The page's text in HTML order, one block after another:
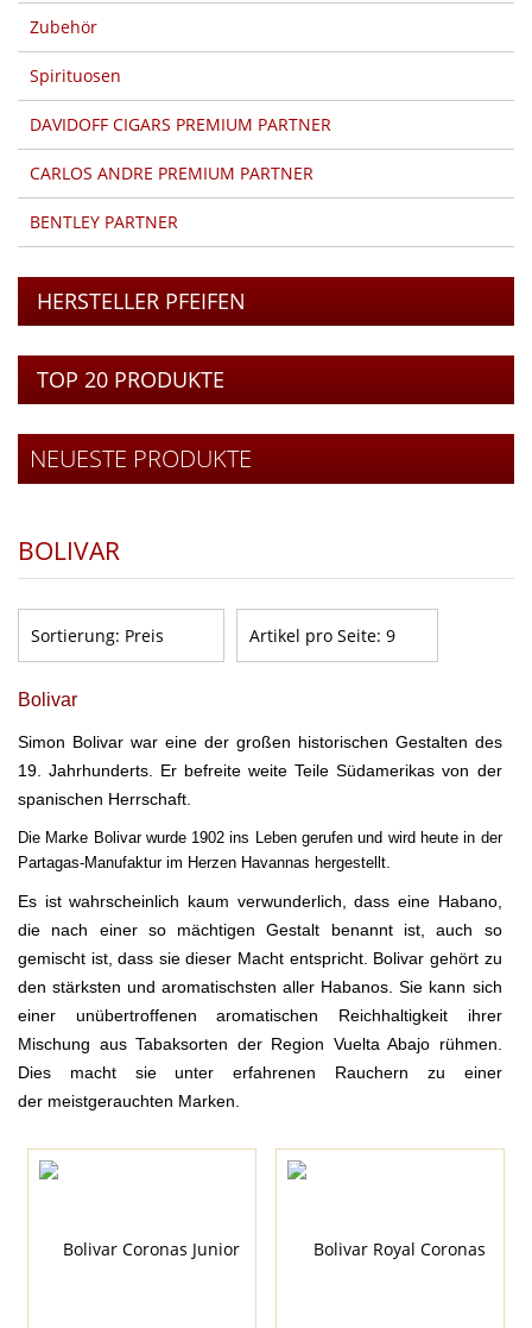
Zubehör
Spirituosen
DAVIDOFF CIGARS PREMIUM PARTNER
CARLOS ANDRE PREMIUM PARTNER
BENTLEY PARTNER
HERSTELLER PFEIFEN
TOP 20 PRODUKTE
NEUESTE PRODUKTE
BOLIVAR
Sortierung: Preis Artikel pro Seite: 9
Bolivar
Simon Bolivarwar eine der großen historischen Gestalten des
19. Jahrhunderts. Er befreite weite Teile Südamerikas von der
spanischen Herrschaft.
Die Marke Bolivar wurde 1902 ins Leben gerufen und wird heute in der
Partagas-Manufaktur im Herzen Havannas hergestellt.
Es ist wahrscheinlich kaum verwunderlich, dass eine Habano,
die nach einer so mächtigen Gestalt benannt ist,auch so
gemischt ist, dass sie dieser Macht entspricht. Bolivar gehört zu
den stärksten und aromatischsten aller Habanos. Sie kann sich
einer unübertroffenen aromatischen Reichhaltigkeit ihrer
Mischung aus Tabaksorten der Region Vuelta Abajo rühmen.
Dies macht sie unter erfahrenen Rauchern zu einer
der meistgerauchten Marken.